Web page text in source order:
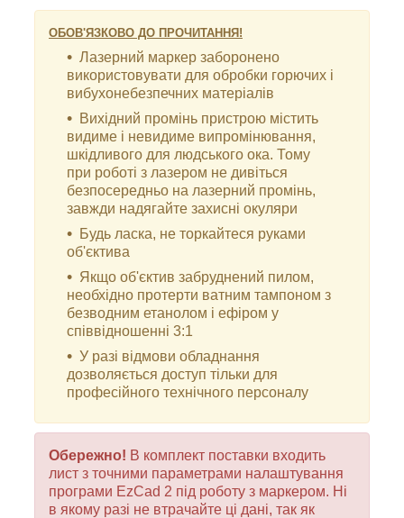
ОБОВ'ЯЗКОВО ДО ПРОЧИТАННЯ!
Лазерний маркер заборонено
використовувати для обробки горючих і
вибухонебезпечних матеріалів
Вихідний промінь пристрою містить
видиме і невидиме випромінювання,
шкідливого для людського ока. Тому
при роботі з лазером не дивіться
безпосередньо на лазерний промінь,
завжди надягайте захисні окуляри
Будь ласка, не торкайтеся руками
об'єктива
Якщо об'єктив забруднений пилом,
необхідно протерти ватним тампоном з
безводним етанолом і ефіром у
співвідношенні 3:1
У разі відмови обладнання
дозволяється доступ тільки для
професійного технічного персоналу
Обережно! В комплект поставки входить
лист з точними параметрами налаштування
програми EzCad 2 під роботу з маркером. Ні
в якому разі не втрачайте ці дані, так як